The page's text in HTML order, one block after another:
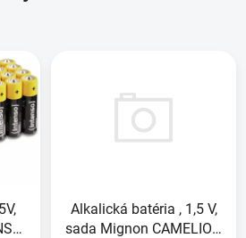
Alkalická batéria , 1,5 V,
sada Mignon CAMELION